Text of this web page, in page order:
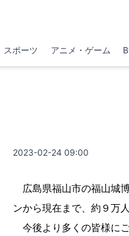
スポーツ アニメ・ゲーム
2023-02-24 09:00
広島県福山市の福山城
ンから現在まで、約９万
今後より多くの皆様に